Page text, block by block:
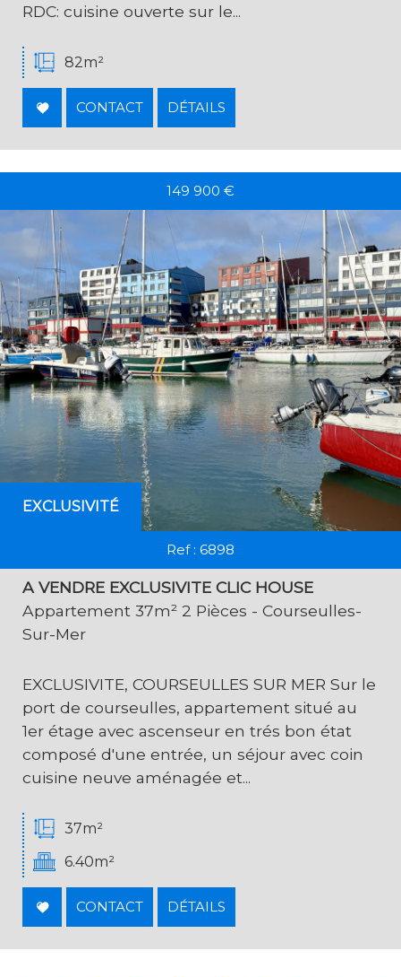
RDC: cuisine ouverte sur le...
82m²
CONTACT DÉTAILS
EXCLUSIVITÉ
149 900 €
Ref : 6898
A VENDRE EXCLUSIVITE CLIC HOUSE
Appartement 37m² 2 Pièces - Courseulles-
Sur-Mer
EXCLUSIVITE, COURSEULLES SUR MER Sur le
port de courseulles, appartement situé au
1er étage avec ascenseur en trés bon état
composé d'une entrée, un séjour avec coin
cuisine neuve aménagée et...
37m²
6.40m²
CONTACT DÉTAILS